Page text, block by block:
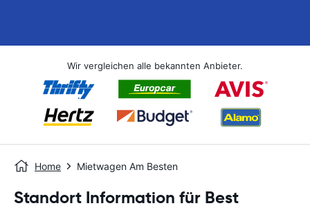
Wir vergleichen alle bekannten Anbieter.
Home Mietwagen Am Besten
Standort Information für Best